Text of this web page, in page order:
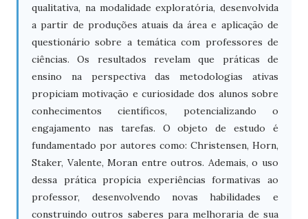
qualitativa, na modalidade exploratória, desenvolvida
a partir de produções atuais da área e aplicação de
questionário sobre a temática com professores de
ciências. Os resultados revelam que práticas de
ensino na perspectiva das metodologias ativas
propiciam motivação e curiosidade dos alunos sobre
conhecimentos científicos, potencializando o
engajamento nas tarefas. O objeto de estudo é
fundamentado por autores como: Christensen, Horn,
Staker, Valente, Moran entre outros. Ademais, o uso
dessa prática propícia experiências formativas ao
professor, desenvolvendo novas habilidades e
construindo outros saberes para melhoraria de sua